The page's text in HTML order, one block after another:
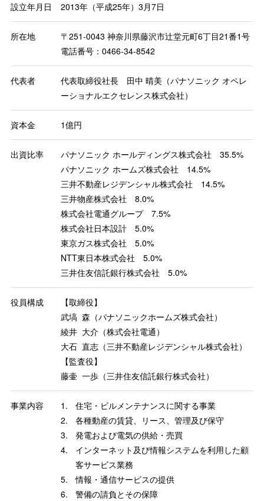
設立年月日 2013年（平成25年）3月7日
所在地
〒251-0043 神奈川県藤沢市辻堂元町6丁目21番1号
電話番号：0466-34-8542
代表者
代表取締役社長 田中 晴美（パナソニック オペレ
ーショナルエクセレンス株式会社）
資本金 1億円
出資比率
パナソニック ホールディングス株式会社 35.5%
パナソニック ホームズ株式会社 14.5%
三井不動産レジデンシャル株式会社 14.5%
三井物産株式会社 8.0%
株式会社電通グループ 7.5%
株式会社日本設計 5.0%
東京ガス株式会社 5.0%
NTT東日本株式会社 5.0%
三井住友信託銀行株式会社 5.0%
役員構成
【取締役】
武塙 森（パナソニックホームズ株式会社）
綾井 大介（株式会社電通）
大石 直志（三井不動産レジデンシャル株式会社）
【監査役】
藤壷 一歩（三井住友信託銀行株式会社）
事業内容 1.
住宅・ビルメンテナンスに関する事業
2.
各種動産の賃貸、リース、管理及び保守
3.
発電および電気の供給・売買
4.
インターネット及び情報システムを利用した顧
客サービス業務
5.
情報・通信サービスの提供
6.
警備の請負とその保障